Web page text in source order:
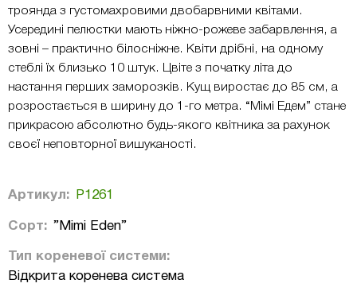
троянда з густомахровими двобарвними квітами.
Усередині пелюстки мають ніжно-рожеве забарвлення, а
зовні – практично білосніжне. Квіти дрібні, на одному
стеблі їх близько 10 штук. Цвіте з початку літа до
настання перших заморозків. Кущ виростає до 85 см, а
розростається в ширину до 1-го метра. “Мімі Едем” стане
прикрасою абсолютно будь-якого квітника за рахунок
своєї неповторної вишуканості.
Артикул: Р1261
Сорт: ”Mimi Eden”
Тип кореневої системи:
Відкрита коренева система